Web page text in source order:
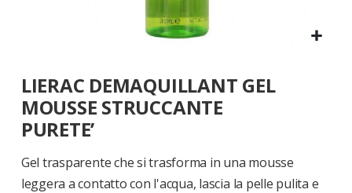
all'inizio
della
galleria
di
LIERAC DEMAQUILLANT GEL
MOUSSE STRUCCANTE
PURETE’
Gel trasparente che si trasforma in una mousse
leggera a contatto con l'acqua, lascia la pelle pulita e